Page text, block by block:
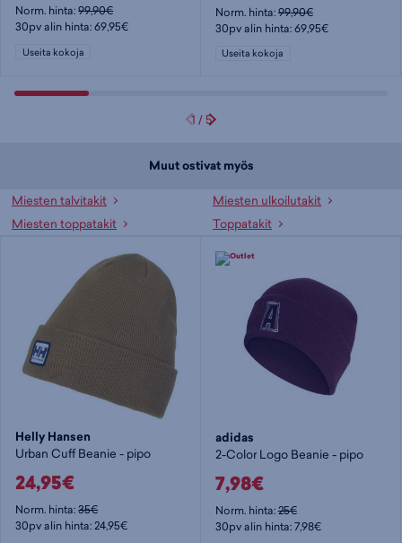
Norm. hinta:99,90€
30pv alin hinta: 69,95€
Useita kokoja
Norm. hinta:99,90€
30pv alin hinta: 69,95€
Useita kokoja
1 /5
Muut ostivat myös
Miesten talvitakit
Miesten ulkoilutakit
Miesten toppatakit
Toppatakit
Helly Hansen
Urban Cuff Beanie - pipo
24,95€
Norm. hinta:35€
30pv alin hinta: 24,95€
adidas
2-Color Logo Beanie - pipo
7,98€
Norm. hinta:25€
30pv alin hinta: 7,98€